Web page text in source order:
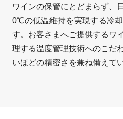
ワインの保管にとどまらず、
0℃の低温維持を実現する冷
す。お客さまへご提供するワ
理する温度管理技術へのこだ
いほどの精密さを兼ね備えて